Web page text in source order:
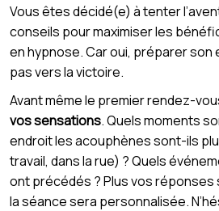
Vous êtes décidé(e) à tenter
conseils pour maximiser les
en hypnose. Car oui, préparer son
pas vers la victoire.
Avant même le premier rendez-
vos sensations. Quels moments
endroit les acouphènes sont-ils
travail, dans la rue) ? Quels
ont précédés ? Plus vos
la séance sera personnalisée.